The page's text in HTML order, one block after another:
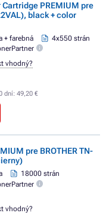
PREMIUM pre
black + color
+ farebná
4x550 strán
dní: 49,20 €
vhodný?
pre BROTHER TN-
18000 strán
vhodný?